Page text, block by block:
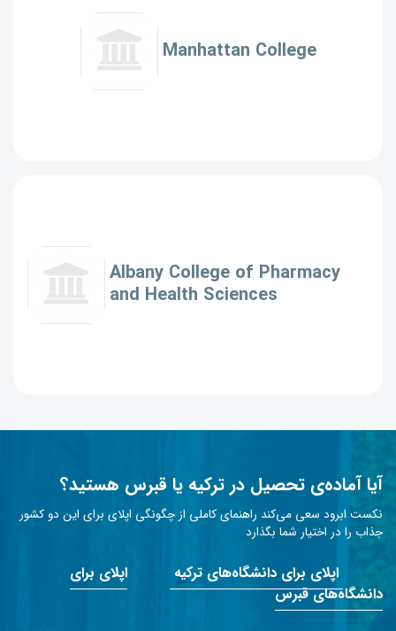
Manhattan College
Albany College of Pharmacy
and Health Sciences
آیا آماده‌ی تحصیل در ترکیه یا قبرس هستید؟
نکست ابرود سعی می‌کند راهنمای کاملی از چگونگی اپلای برای این دو کشور
جذاب را در اختیار شما بگذارد
اپلای برای دانشگاه‌های ترکیه
اپلای برای
دانشگاه‌های قبرس